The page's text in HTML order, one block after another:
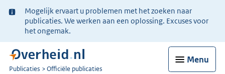
Ter
informatie:
Mogelijk ervaart u problemen met het zoeken naar
publicaties. We werken aan een oplossing. Excuses voor
het ongemak.
Menu
U
Publicaties Officiële publicaties